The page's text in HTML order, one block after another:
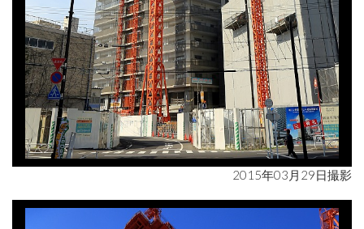
2015年03月29日撮影